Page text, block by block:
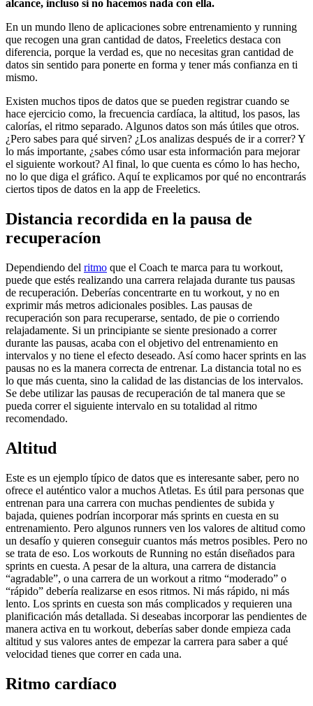
alcance, incluso si no hacemos nada con ella.
En un mundo lleno de aplicaciones sobre entrenamiento y running
que recogen una gran cantidad de datos, Freeletics destaca con
diferencia, porque la verdad es, que no necesitas gran cantidad de
datos sin sentido para ponerte en forma y tener más confianza en ti
mismo.
Existen muchos tipos de datos que se pueden registrar cuando se
hace ejercicio como, la frecuencia cardíaca, la altitud, los pasos, las
calorías, el ritmo separado. Algunos datos son más útiles que otros.
¿Pero sabes para qué sirven? ¿Los analizas después de ir a correr? Y
lo más importante, ¿sabes cómo usar esta información para mejorar
el siguiente workout? Al final, lo que cuenta es cómo lo has hecho,
no lo que diga el gráfico. Aquí te explicamos por qué no encontrarás
ciertos tipos de datos en la app de Freeletics.
Distancia recordida en la pausa de
recuperacíon
Dependiendo del ritmo que el Coach te marca para tu workout,
puede que estés realizando una carrera relajada durante tus pausas
de recuperación. Deberías concentrarte en tu workout, y no en
exprimir más metros adicionales posibles. Las pausas de
recuperación son para recuperarse, sentado, de pie o corriendo
relajadamente. Si un principiante se siente presionado a correr
durante las pausas, acaba con el objetivo del entrenamiento en
intervalos y no tiene el efecto deseado. Así como hacer sprints en las
pausas no es la manera correcta de entrenar. La distancia total no es
lo que más cuenta, sino la calidad de las distancias de los intervalos.
Se debe utilizar las pausas de recuperación de tal manera que se
pueda correr el siguiente intervalo en su totalidad al ritmo
recomendado.
Altitud
Este es un ejemplo típico de datos que es interesante saber, pero no
ofrece el auténtico valor a muchos Atletas. Es útil para personas que
entrenan para una carrera con muchas pendientes de subida y
bajada, quienes podrían incorporar más sprints en cuesta en su
entrenamiento. Pero algunos runners ven los valores de altitud como
un desafío y quieren conseguir cuantos más metros posibles. Pero no
se trata de eso. Los workouts de Running no están diseñados para
sprints en cuesta. A pesar de la altura, una carrera de distancia
“agradable”, o una carrera de un workout a ritmo “moderado” o
“rápido” debería realizarse en esos ritmos. Ni más rápido, ni más
lento. Los sprints en cuesta son más complicados y requieren una
planificación más detallada. Si deseabas incorporar las pendientes de
manera activa en tu workout, deberías saber donde empieza cada
altitud y sus valores antes de empezar la carrera para saber a qué
velocidad tienes que correr en cada una.
Ritmo cardíaco